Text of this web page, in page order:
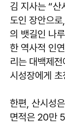
김 지사는 “산
도인 장안으
의 뱃길인 나
한 역사적 인
리는 대백제
시성장에게
한편, 산시성
면적은 20만